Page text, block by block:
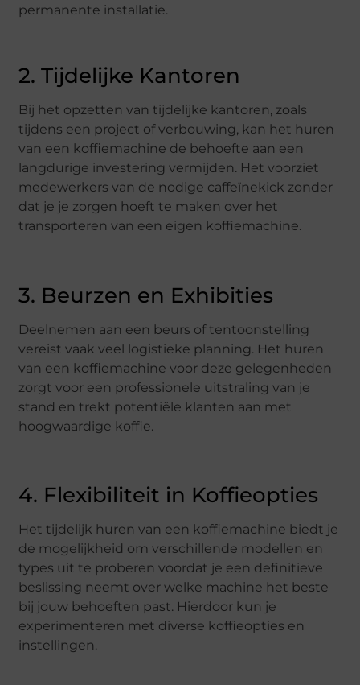
permanente installatie.
2. Tijdelijke Kantoren
Bij het opzetten van tijdelijke kantoren, zoals
tijdens een project of verbouwing, kan het huren
van een koffiemachine de behoefte aan een
langdurige investering vermijden. Het voorziet
medewerkers van de nodige caffeïnekick zonder
dat je je zorgen hoeft te maken over het
transporteren van een eigen koffiemachine.
3. Beurzen en Exhibities
Deelnemen aan een beurs of tentoonstelling
vereist vaak veel logistieke planning. Het huren
van een koffiemachine voor deze gelegenheden
zorgt voor een professionele uitstraling van je
stand en trekt potentiële klanten aan met
hoogwaardige koffie.
4. Flexibiliteit in Koffieopties
Het tijdelijk huren van een koffiemachine biedt je
de mogelijkheid om verschillende modellen en
types uit te proberen voordat je een definitieve
beslissing neemt over welke machine het beste
bij jouw behoeften past. Hierdoor kun je
experimenteren met diverse koffieopties en
instellingen.